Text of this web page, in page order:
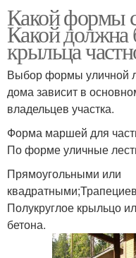
Какой формы
Какой
крыльца
Выбор формы уличной
дома зависит в
владельцев участка.
Форма маршей для
По форме уличные
Прямоугольными или
Полукруглое крыльцо
бетона.